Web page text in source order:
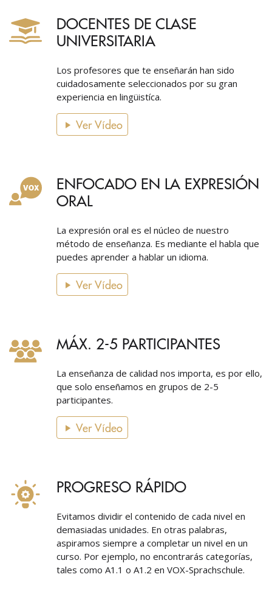
DOCENTES DE CLASE
UNIVERSITARIA
Los profesores que te enseñarán han sido
cuidadosamente seleccionados por su gran
experiencia en lingüistíca.
Ver Vídeo
ENFOCADO EN LA EXPRESIÓN
ORAL
La expresión oral es el núcleo de nuestro
método de enseñanza. Es mediante el habla que
puedes aprender a hablar un idioma.
Ver Vídeo
MÁX. 2-5 PARTICIPANTES
La enseñanza de calidad nos importa, es por ello,
que solo enseñamos en grupos de 2-5
participantes.
Ver Vídeo
PROGRESO RÁPIDO
Evitamos dividir el contenido de cada nivel en
demasiadas unidades. En otras palabras,
aspiramos siempre a completar un nivel en un
curso. Por ejemplo, no encontrarás categorías,
tales como A1.1 o A1.2 en VOX-Sprachschule.